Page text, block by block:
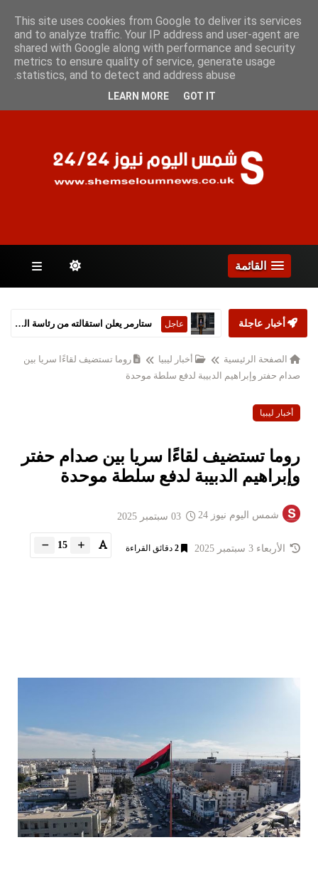
السبت 8 أغسطس 2026
الصفحات
القائمة
أخبار عاجلة عاجل ستارمر يعلن استقالته من رئاسة الحكومة البريطانية
الصفحة الرئيسية أخبار ليبيا
روما تستضيف لقاءًا سريا بين
صدام حفتر وإبراهيم الدبيبة لدفع سلطة موحدة
أخبار ليبيا
روما تستضيف لقاءًا سريا بين صدام حفتر
وإبراهيم الدبيبة لدفع سلطة موحدة
شمس اليوم نيوز 24
الأربعاء 3 سبتمبر 2025 2 دقائق القراءة 15
This site uses cookies from Google to deliver its services
and to analyze traffic. Your IP address and user-agent are
shared with Google along with performance and security
metrics to ensure quality of service, generate usage
statistics, and to detect and address abuse.
LEARN MORE GOT IT